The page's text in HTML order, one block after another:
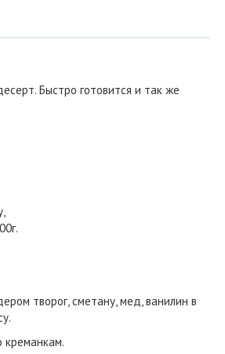
Быстро готовится и так же
творог, сметану, мед, ванилин в
креманкам.